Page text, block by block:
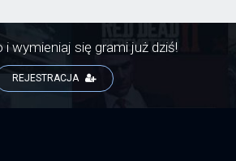
i wymieniaj się grami już dziś!
REJESTRACJA